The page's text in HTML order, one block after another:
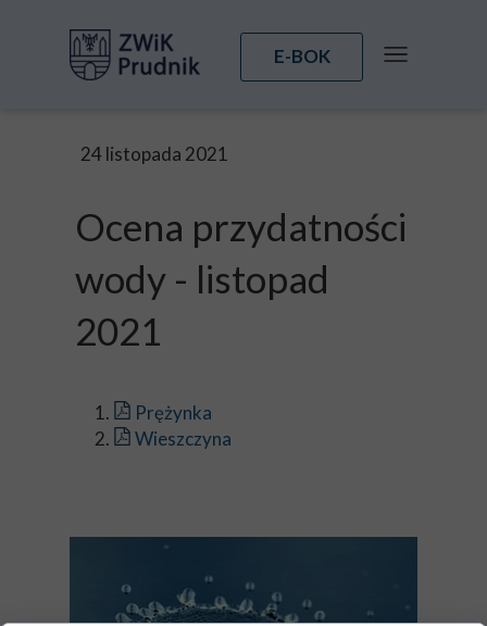
24 listopada 2021
Ocena przydatności
wody - listopad
2021
Prężynka
Wieszczyna
E-BOK